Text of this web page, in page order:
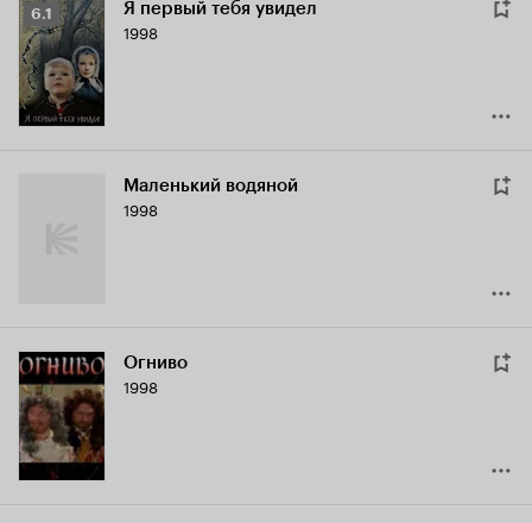
Рейтинг
Кинопоиска
6.1
6.1 Я первый тебя увидел
1998
Маленький водяной
1998
Огниво
1998